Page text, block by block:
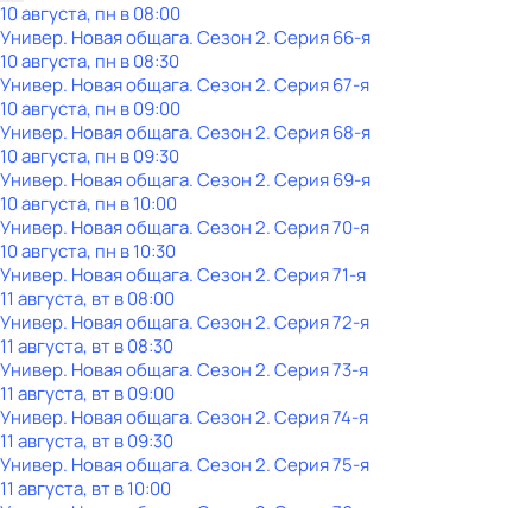
10 августа, пн в 08:00
Универ. Новая общага. Сезон 2. Серия 66-я
10 августа, пн в 08:30
Универ. Новая общага. Сезон 2. Серия 67-я
10 августа, пн в 09:00
Универ. Новая общага. Сезон 2. Серия 68-я
10 августа, пн в 09:30
Универ. Новая общага. Сезон 2. Серия 69-я
10 августа, пн в 10:00
Универ. Новая общага. Сезон 2. Серия 70-я
10 августа, пн в 10:30
Универ. Новая общага. Сезон 2. Серия 71-я
11 августа, вт в 08:00
Универ. Новая общага. Сезон 2. Серия 72-я
11 августа, вт в 08:30
Универ. Новая общага. Сезон 2. Серия 73-я
11 августа, вт в 09:00
Универ. Новая общага. Сезон 2. Серия 74-я
11 августа, вт в 09:30
Универ. Новая общага. Сезон 2. Серия 75-я
11 августа, вт в 10:00